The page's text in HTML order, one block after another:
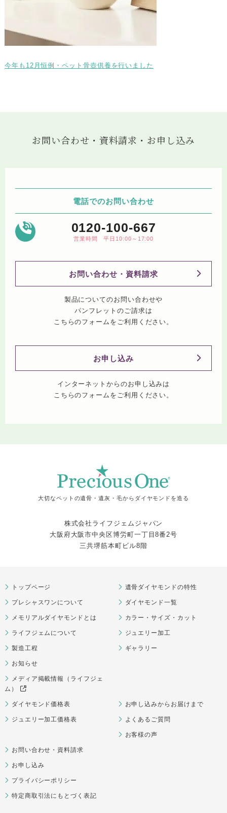
今年も12月恒例・ペット骨壺供養を行いました
お問い合わせ・資料請求・お申し込み
電話でのお問い合わせ
0120-100-667
営業時間 平日10:00～17:00
お問い合わせ・資料請求
製品についてのお問い合わせや
パンフレットのご請求は
こちらのフォームをご利用ください。
お申し込み
インターネットからのお申し込みは
こちらのフォームをご利用ください。
大切なペットの遺骨・遺灰・毛からダイヤモンドを造る
株式会社ライフジェムジャパン
大阪府大阪市中央区博労町一丁目8番2号
三共堺筋本町ビル8階
トップページ
プレシャスワンについて
メモリアルダイヤモンドとは
ライフジェムについて
製造工程
お知らせ
メディア掲載情報（ライフジェ
ム）
遺骨ダイヤモンドの特性
ダイヤモンド一覧
カラー・サイズ・カット
ジュエリー加工
ギャラリー
ダイヤモンド価格表
ジュエリー加工価格表
お申し込みからお届けまで
よくあるご質問
お客様の声
お問い合わせ・資料請求
お申し込み
プライバシーポリシー
特定商取引法にもとづく表記